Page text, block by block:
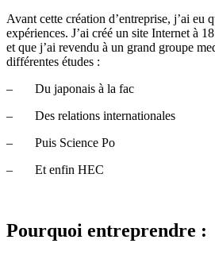
Avant cette création d’entreprise, j’ai eu
expériences. J’ai créé un site Internet à
et que j’ai revendu à un grand groupe
différentes études :
– Du japonais à la fac
– Des relations internationales
– Puis Science Po
– Et enfin HEC
Pourquoi entreprendre :